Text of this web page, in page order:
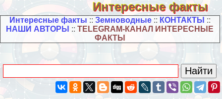
Интересные факты
Интересные факты :: Земноводные:: КОНТАКТЫ ::
НАШИ АВТОРЫ ::TELEGRAM-КАНАЛ ИНТЕРЕСНЫЕ
ФАКТЫ